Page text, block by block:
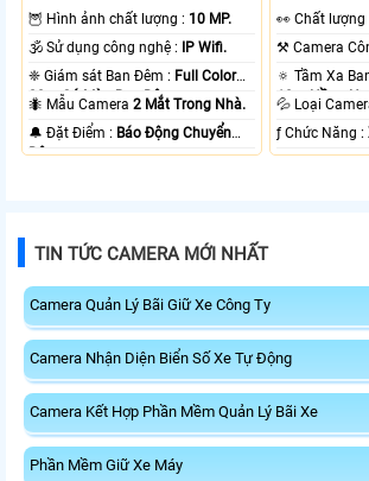
🦉 Hình ảnh chất lượng : 10 MP.
🕉️ Sử dụng công nghệ :
IP Wifi.
❈ Giám sát Ban Đêm : Full Color
20m Có Màu Ban Ðêm.
🐜 Mẫu Camera2 Mắt Trong Nhà.
️🔔 Đặt Điểm : Báo Động Chuyển
Động.
️👀 Chất
10m Hồng
💦 Loại
️ƒ Chức Năng :
TIN TỨC CAMERA MỚI NHẤT
Camera Quản Lý Bãi Giữ Xe Công Ty
Camera Nhận Diện Biển Số Xe Tự Động
Camera Kết Hợp Phần Mềm Quản Lý Bãi Xe
Phần Mềm Giữ Xe Máy